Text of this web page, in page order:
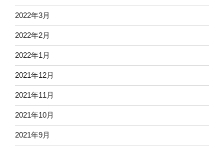
2022年3月
2022年2月
2022年1月
2021年12月
2021年11月
2021年10月
2021年9月